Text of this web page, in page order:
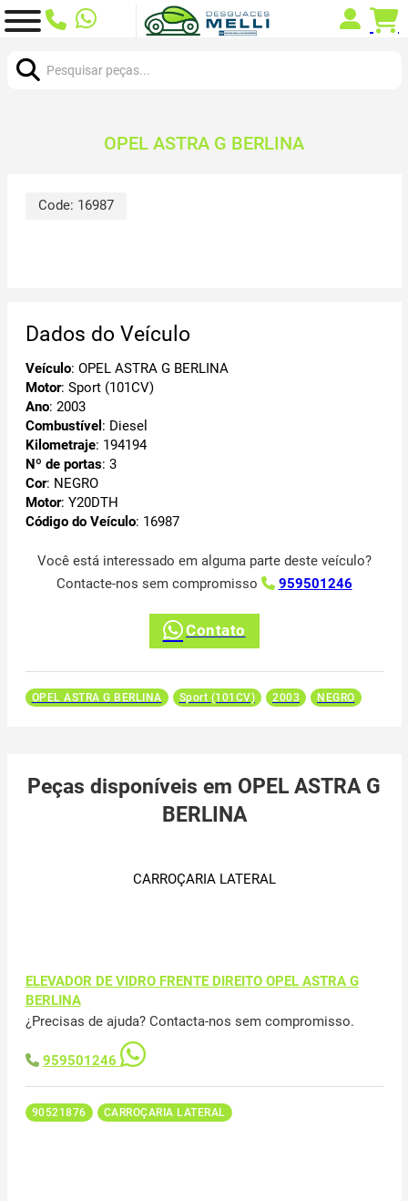
OPEL ASTRA G BERLINA
Code: 16987
Dados do Veículo
Veículo: OPEL ASTRA G BERLINA
Motor: Sport (101CV)
Ano: 2003
Combustível : Diesel
Kilometraje: 194194
Nº de portas: 3
Cor: NEGRO
Motor: Y20DTH
Código do Veículo: 16987
Você está interessado em alguma parte deste veículo?
Contacte-nos sem compromisso
959501246
Contato
OPEL ASTRA G BERLINA Sport (101CV) 2003 NEGRO
Peças disponíveis em OPEL ASTRA G
BERLINA
CARROÇARIA LATERAL
ELEVADOR DE VIDRO FRENTE DIREITO OPEL ASTRA G
BERLINA
¿Precisas de ajuda? Contacta-nos sem compromisso.
959501246
90521876 CARROÇARIA LATERAL